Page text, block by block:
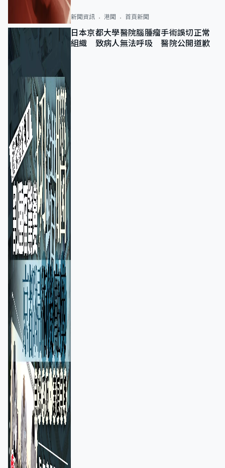
新聞資訊 港聞 首頁新聞
日本京都大學醫院腦腫瘤手術誤切正常
組織 致病人無法呼吸 醫院公開道歉